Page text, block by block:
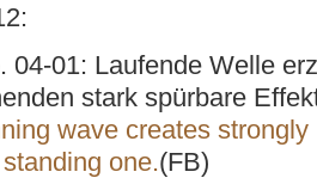
04-01: Laufende Welle
stark spürbare
wave creates
one.(FB)